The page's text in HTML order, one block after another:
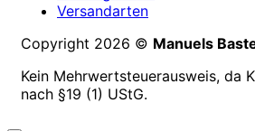
Versandarten
Copyright 2026 © Manuels
Kein Mehrwertsteuerausweis, da
nach §19 (1) UStG.